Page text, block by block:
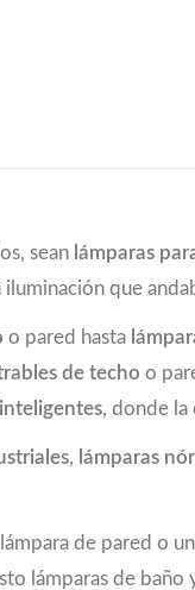
sean lámparas
que
o pared hasta
de techo o
, donde
, lámparas
de pared o
lámparas de